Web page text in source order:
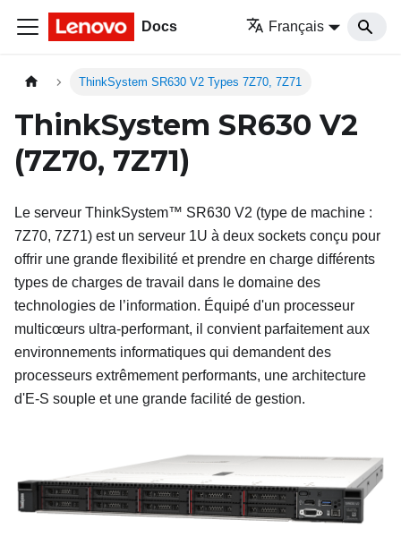
Docs Français
ThinkSystem SR630 V2 Types 7Z70, 7Z71
ThinkSystem SR630 V2
(7Z70, 7Z71)
Le serveur ThinkSystem™ SR630 V2 (type de machine :
7Z70, 7Z71) est un serveur 1U à deux sockets conçu pour
offrir une grande flexibilité et prendre en charge différents
types de charges de travail dans le domaine des
technologies de l’information. Équipé d'un processeur
multicœurs ultra-performant, il convient parfaitement aux
environnements informatiques qui demandent des
processeurs extrêmement performants, une architecture
d'E-S souple et une grande facilité de gestion.